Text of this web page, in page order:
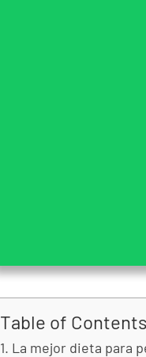
Table of Contents
La mejor dieta para